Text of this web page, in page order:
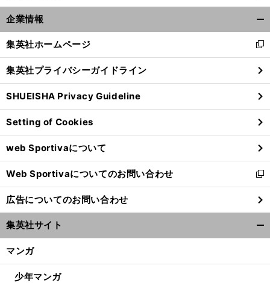
企業情報
閉
る
集英社ホームページ
新
し
い
ウ
ィ
ン
ド
ウ
で
開
く
集英社プライバシーガイドライン
SHUEISHA Privacy Guideline
Setting of Cookies
web Sportivaについて
Web Sportivaについてのお問い合わせ
新
し
い
ウ
ィ
ン
ウ
広告についてのお問い合わせ
集英社サイト
マンガ
少年マンガ